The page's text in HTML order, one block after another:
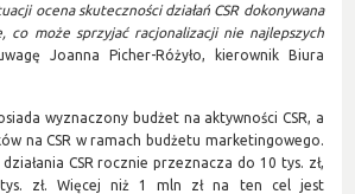
ocena skuteczności działań CSR dokonywana
co może sprzyjać racjonalizacji nie najlepszych
Joanna Picher-Różyło, kierownik Biura
wyznaczony budżet na aktywności CSR, a
na CSR w ramach budżetu marketingowego.
CSR rocznie przeznacza do 10 tys. zł,
zł. Więcej niż 1 mln zł na ten cel jest